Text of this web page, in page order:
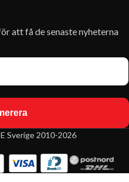
att få de senaste nyheterna
Sverige 2010-2026